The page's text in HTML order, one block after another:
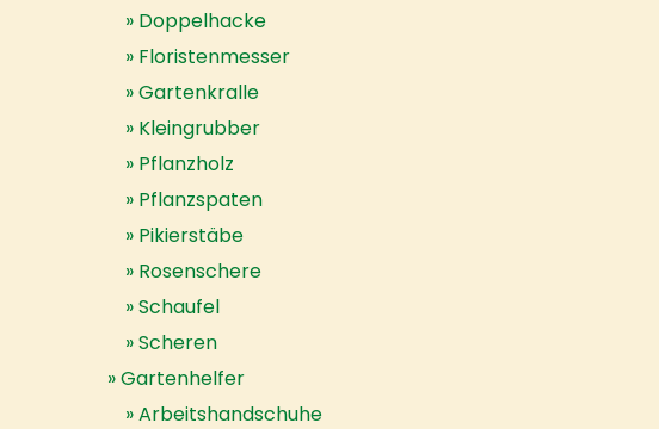
Doppelhacke
Floristenmesser
Gartenkralle
Kleingrubber
Pflanzholz
Pflanzspaten
Pikierstäbe
Rosenschere
Schaufel
Scheren
Gartenhelfer
Arbeitshandschuhe